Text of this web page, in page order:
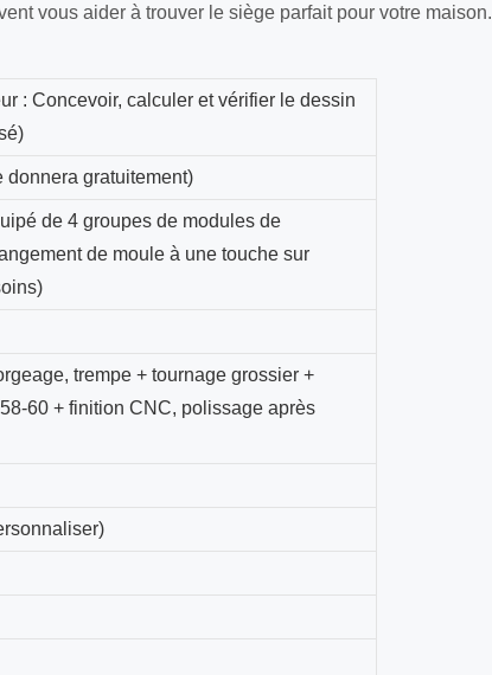
vous aider à trouver le siège parfait pour votre maison.
: Concevoir, calculer et vérifier le dessin
donnera gratuitement)
de 4 groupes de modules de
de moule à une touche sur
trempe + tournage grossier +
60 + finition CNC, polissage après